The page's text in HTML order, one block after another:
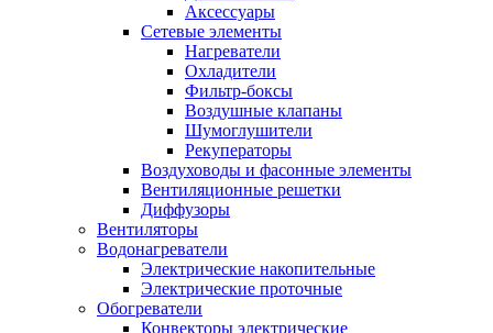
Аксессуары
Сетевые элементы
Нагреватели
Охладители
Фильтр-боксы
Воздушные клапаны
Шумоглушители
Рекуператоры
Воздуховоды и фасонные элементы
Вентиляционные решетки
Диффузоры
Вентиляторы
Водонагреватели
Электрические накопительные
Электрические проточные
Обогреватели
Конвекторы электрические